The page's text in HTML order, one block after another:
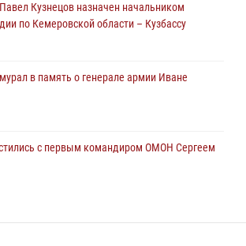
противоправные действия и защитили
знакомого
Кузнецов назначен начальником
по Кемеровской области – Кузбассу
в память о генерале армии Иване
с первым командиром ОМОН Сергеем